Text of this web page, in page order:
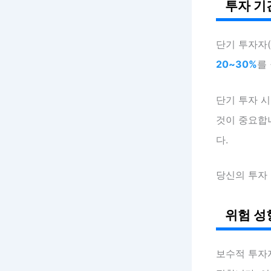
투자 기
단기 투자
20~30%를
단기 투자
것이 중요
다.
당신의 투
위험 성
보수적 투